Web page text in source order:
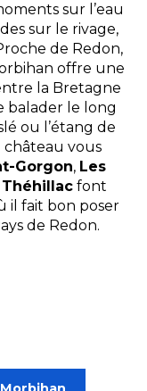
sur l’eau
sur le rivage,
de Redon,
offre une
la Bretagne
balader le long
ou l’étang de
château vous
Gorgon, Les
Théhillacfont
il fait bon poser
de Redon.